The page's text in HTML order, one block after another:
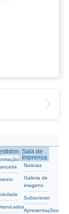
Sala de
Imprensa
Noticias
Galeria de
imagens
Subscrever
Apresentações